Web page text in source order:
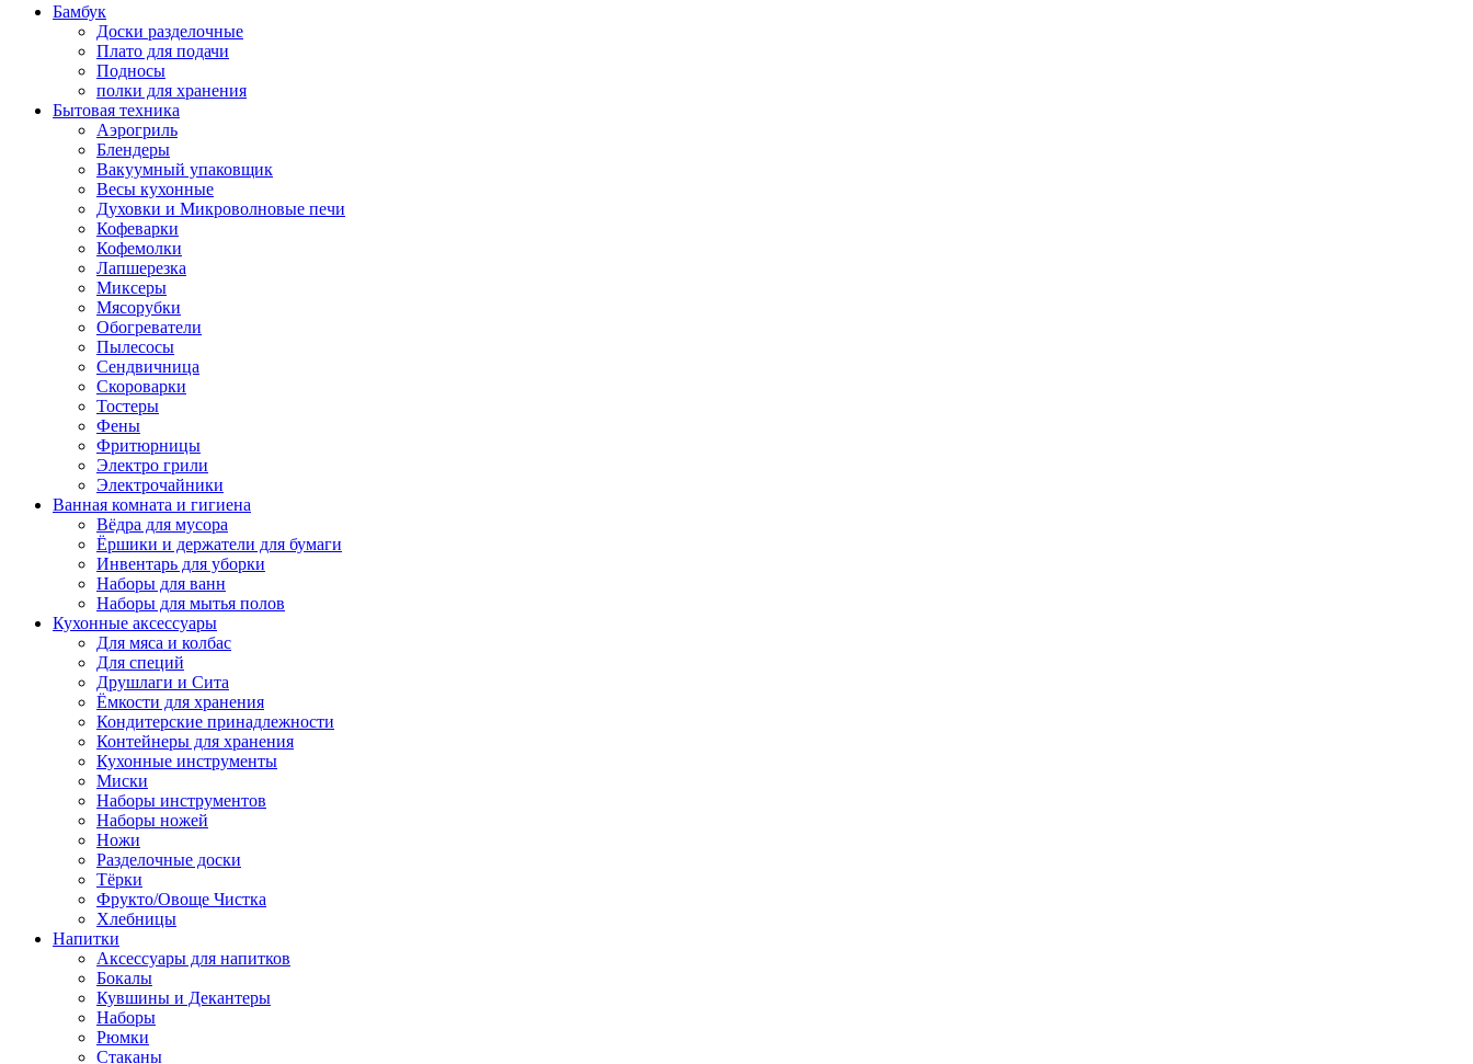
Бамбук
Доски разделочные
Плато для подачи
Подносы
полки для хранения
Бытовая техника
Аэрогриль
Блендеры
Вакуумный упаковщик
Весы кухонные
Духовки и Микроволновые печи
Кофеварки
Кофемолки
Лапшерезка
Миксеры
Мясорубки
Обогреватели
Пылесосы
Сендвичница
Скороварки
Тостеры
Фены
Фритюрницы
Электро грили
Электрочайники
Ванная комната и гигиена
Вёдра для мусора
Ёршики и держатели для бумаги
Инвентарь для уборки
Наборы для ванн
Наборы для мытья полов
Кухонные аксессуары
Для мяса и колбас
Для специй
Друшлаги и Сита
Ёмкости для хранения
Кондитерские принадлежности
Контейнеры для хранения
Кухонные инструменты
Миски
Наборы инструментов
Наборы ножей
Ножи
Разделочные доски
Тёрки
Фрукто/Овоще Чистка
Хлебницы
Напитки
Аксессуары для напитков
Бокалы
Кувшины и Декантеры
Наборы
Рюмки
Стаканы